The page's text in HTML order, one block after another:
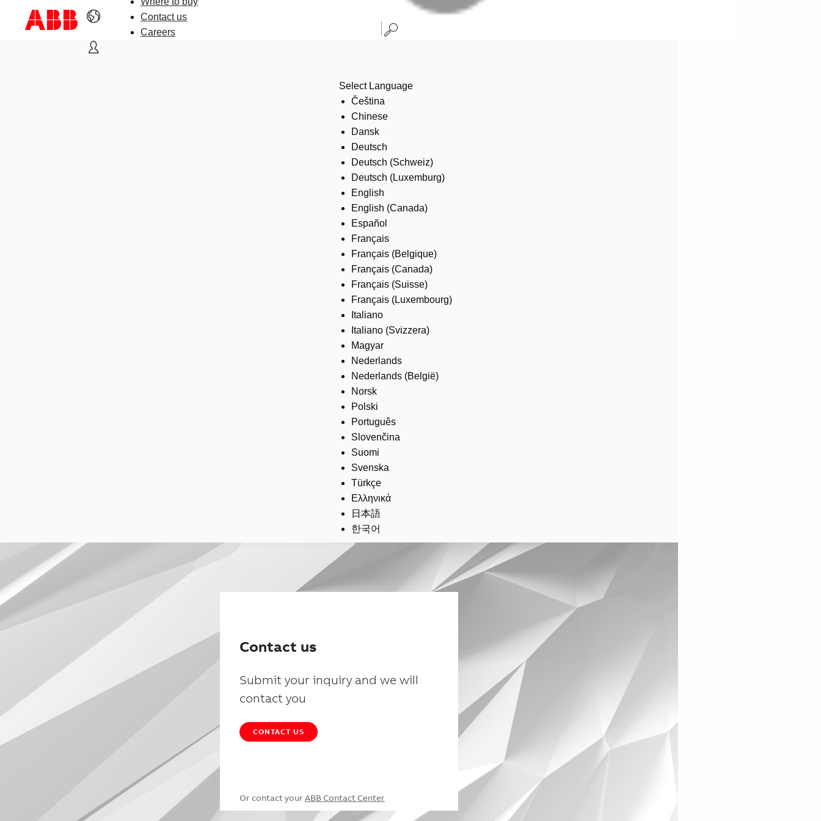
Contact us
Careers
Select Language
Čeština
Chinese
Dansk
Deutsch
Deutsch (Schweiz)
Deutsch (Luxemburg)
English
English (Canada)
Español
Français
Français (Belgique)
Français (Canada)
Français (Suisse)
Français (Luxembourg)
Italiano
Italiano (Svizzera)
Magyar
Nederlands
Nederlands (België)
Norsk
Polski
Português
Slovenčina
Suomi
Svenska
Türkçe
Ελληνικά
日本語
한국어
Contact us
Submit your inquiry and we will
contact you
CONTACT US
Or contact your ABB Contact Center